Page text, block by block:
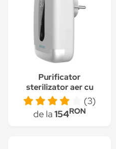
Purificator
sterilizator aer cu
ozon Cecotec
TotalPure 2000,
portabil, 5W,
(3)
de la154RON